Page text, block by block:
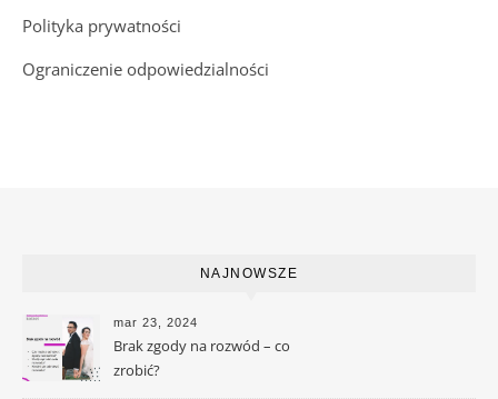
Polityka prywatności
Ograniczenie odpowiedzialności
NAJNOWSZE
mar 23, 2024
Brak zgody na rozwód – co
zrobić?